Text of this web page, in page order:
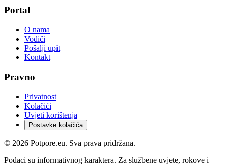
Portal
O nama
Vodiči
Pošalji upit
Kontakt
Pravno
Privatnost
Kolačići
Uvjeti korištenja
Postavke kolačića
© 2026 Potpore.eu. Sva prava pridržana.
Podaci su informativnog karaktera. Za službene uvjete, rokove i